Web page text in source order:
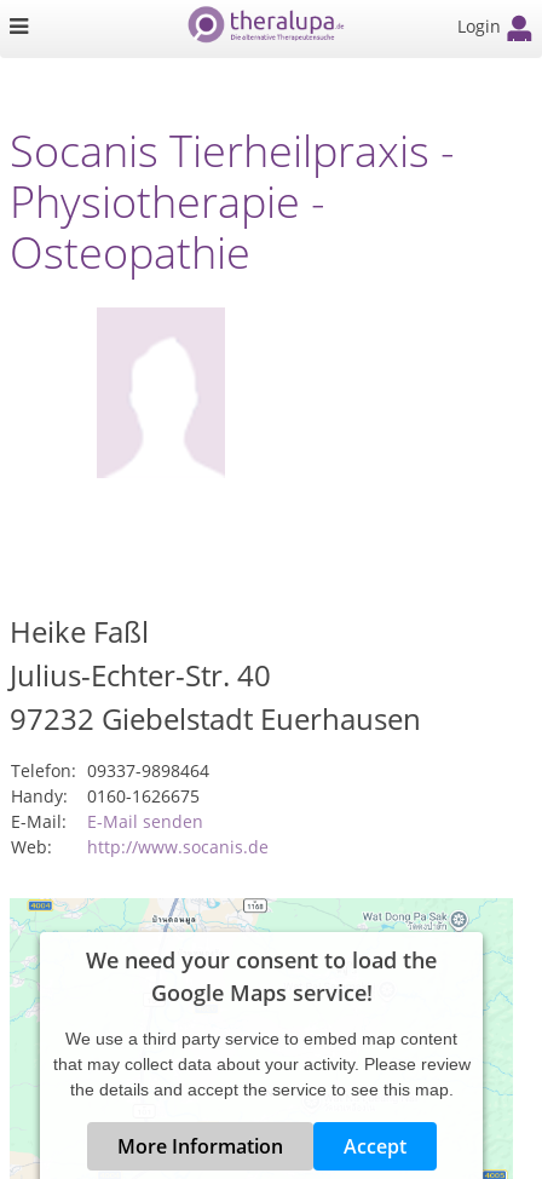
Login
Socanis Tierheilpraxis -
Physiotherapie -
Osteopathie
Heike Faßl
Julius-Echter-Str. 40
97232 Giebelstadt Euerhausen
Telefon: 09337-9898464
Handy:
0160-1626675
E-Mail:
E-Mail senden
Web:
http://www.socanis.de
We need your consent to load the
Google Maps service!
We use a third party service to embed map content
that may collect data about your activity. Please review
the details and accept the service to see this map.
More Information Accept